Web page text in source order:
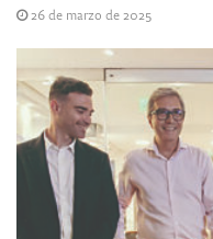
26 de marzo de 2025